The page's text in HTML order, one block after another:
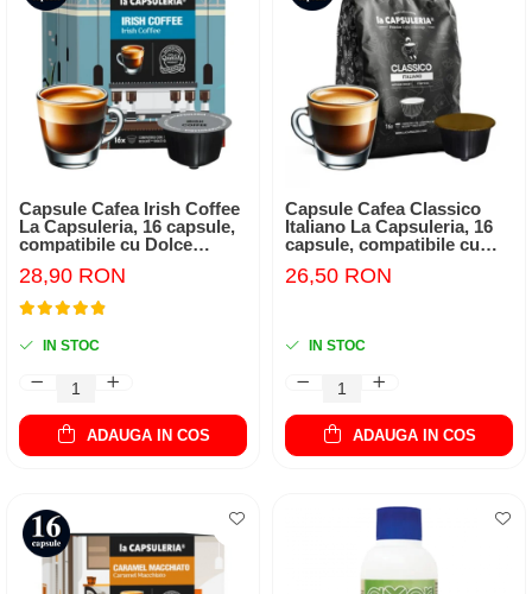
Capsule Cafea Irish Coffee
La Capsuleria, 16 capsule,
compatibile cu Dolce
28,90 RON
IN STOC
ADAUGA IN COS
Capsule Cafea Classico
Italiano La Capsuleria, 16
capsule, compatibile cu
26,50 RON
IN STOC
ADAUGA IN COS